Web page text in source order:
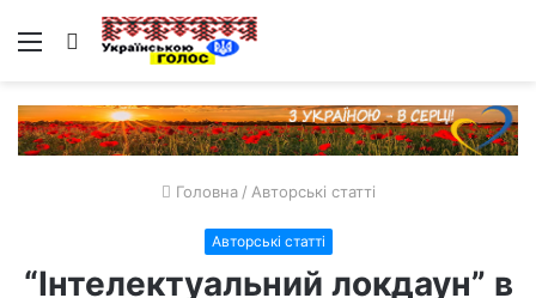
Меню Пошук
Головна / Авторські статті
Авторські статті
“Інтелектуальний локдаун” в